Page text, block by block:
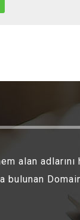
alan
bulunan